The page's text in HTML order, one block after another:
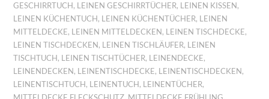
GESCHIRRTUCH , LEINEN GESCHIRRTÜCHER, LEINEN KISSEN ,
LEINEN KÜCHENTUCH , LEINEN KÜCHENTÜCHER,
LEINEN
MITTELDECKE, LEINEN MITTELDECKEN , LEINEN TISCHDECKE,
LEINEN TISCHDECKEN , LEINEN TISCHLÄUFER,
LEINEN
TISCHTUCH , LEINEN TISCHTÜCHER, LEINENDECKE,
LEINENDECKEN , LEINENTISCHDECKE, LEINENTISCHDECKEN ,
LEINENTISCHTUCH , LEINENTUCH , LEINENTÜCHER,